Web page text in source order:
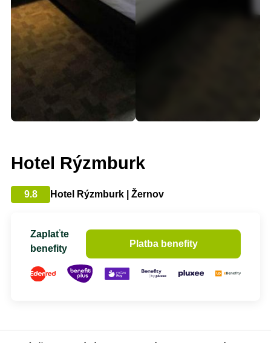
Hotel Rýzmburk
9.8 Hotel Rýzmburk | Žernov
Zaplaťte
benefity
Platba benefity